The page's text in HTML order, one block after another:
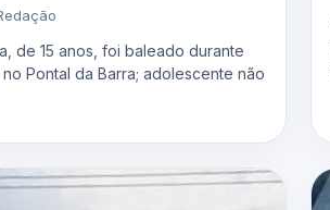
de 15 anos, foi baleado durante
Pontal da Barra; adolescente não